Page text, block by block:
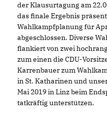
der Klausurtagung am
das finale Ergebnis
Wahlkampfplanung für
abgeschlossen. Diverse
flankiert von zwei
zum einen die CDU-
Karrenbauer zum
in St. Katharinen und
Mai 2019 in Linz beim
tatkräftig unterstützen.